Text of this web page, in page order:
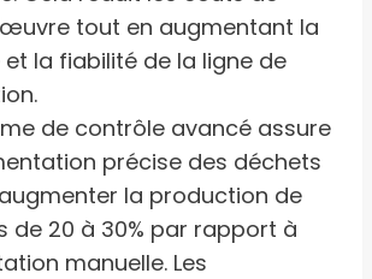
tout en augmentant la
la fiabilité de la ligne de
de contrôle avancé assure
précise des déchets
la production de
de 20 à 30% par rapport à
manuelle. Les